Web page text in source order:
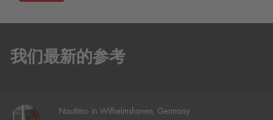
我们最新的参考
Nautimo in Wilhelmshaven, Germany